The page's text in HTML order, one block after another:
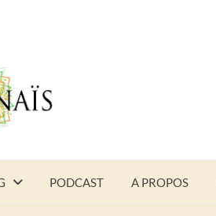
PODCAST A PROPOS